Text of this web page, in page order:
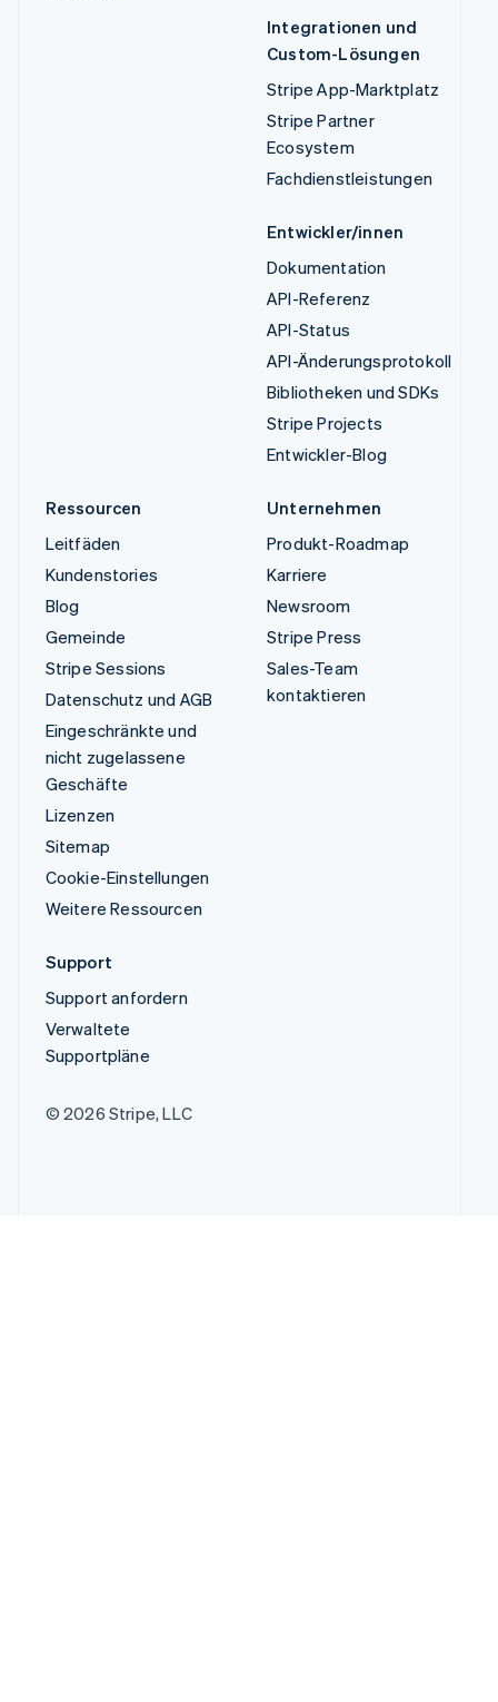
Integrationen und
Custom-Lösungen
Stripe App-Marktplatz
Stripe Partner
Ecosystem
Fachdienstleistungen
Entwickler/innen
Dokumentation
API-Referenz
API-Status
API-Änderungsprotokoll
Bibliotheken und SDKs
Stripe Projects
Entwickler-Blog
Ressourcen
Leitfäden
Kundenstories
Blog
Gemeinde
Stripe Sessions
Datenschutz und AGB
Eingeschränkte und
nicht zugelassene
Geschäfte
Lizenzen
Sitemap
Cookie-Einstellungen
Weitere Ressourcen
Unternehmen
Produkt-Roadmap
Karriere
Newsroom
Stripe Press
Sales-Team
kontaktieren
Support
Support anfordern
Verwaltete
Supportpläne
© 2026 Stripe, LLC